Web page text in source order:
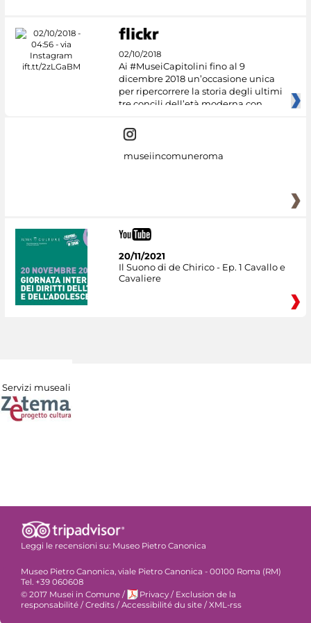
02/10/2018
Ai #MuseiCapitolini fino al 9
dicembre 2018 un’occasione unica
per ripercorrere la storia degli ultimi
tre concili dell’età moderna con
museiincomuneroma
20/11/2021
Il Suono di de Chirico - Ep. 1 Cavallo e
Cavaliere
Servizi museali
Leggi le recensioni su: Museo Pietro Canonica
Museo Pietro Canonica, viale Pietro Canonica - 00100 Roma (RM)
Tel. +39 060608
© 2017 Musei in Comune / Privacy / Exclusion de la
responsabilité / Credits / Accessibilité du site / XML-rss